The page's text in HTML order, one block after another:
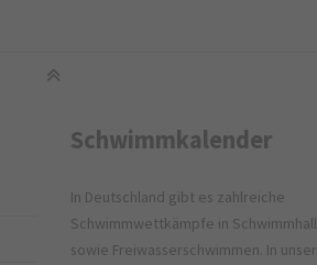
Schwimmkalender
In Deutschland gibt es zahlreiche
Schwimmwettkämpfe in
sowie Freiwasserschwimmen. In